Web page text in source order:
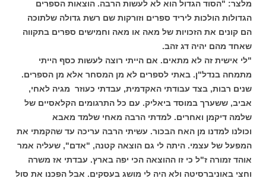
מלצר: "הסוד הגדול הוא לא לעשות הרבה. הוצאות הספרים
הגדולות הולכות ליריד ספרים וזורקות שם רשת גדולה שלתוכה
הם קונים את הזכויות של מאה או מאה וחמישים ספרים בתקווה
שאחד מהם יהיה דג זהב.
"לי אישית זה לא מתאים. אם הייתי רוצה לעשות כסף הייתי
מתמחה בנדל"ן. באתי לספרים לא מן המסחר אלא מן הספרים.
שנים רבות, בצד עבודתי האקדמית, עבדתי כעוזר מגיה לאחי,
אביב, ששערך במוסד ביאליק. עם כל התרגומים הקלאסיים של
שלמה דיקמן ואחרים. למדתי הרבה מאחי שלמד מאבא
וכולנו למדנו מן האח הבכור. עשיתי הרבה עריכה עד שהקמתי את
המפעל של עצמי. היתה לי גם הוצאה קטנה, "אדם", שעליה אמר
אוהד זמורה ז"ל כי זו ההוצאה הכי יפה בארץ. עבדתי אז משרה
וחצי באוניברסיטה ולא היה לי מושג בעסקים. אבל הפכנו את סול